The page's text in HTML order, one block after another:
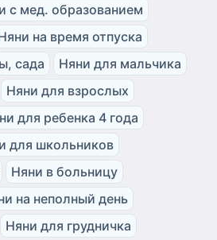
с мед. образованием
на время отпуска
сада
Няни для мальчика
Няни для взрослых
для ребенка 4 года
для школьников
Няни в больницу
на неполный день
Няни для грудничка